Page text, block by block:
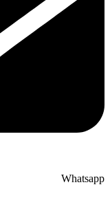
Whatsapp